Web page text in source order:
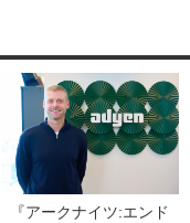
『アークナイツ:エンド